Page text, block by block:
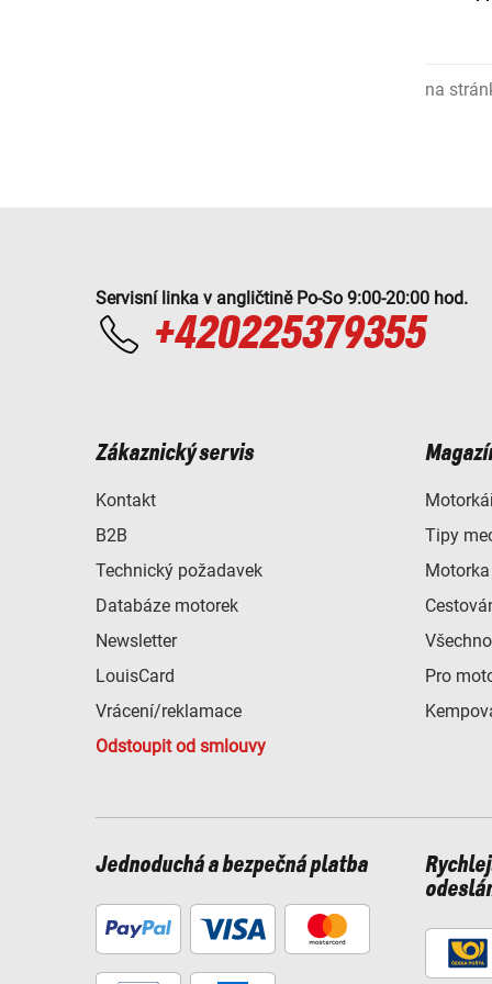
na
Servisní linka v angličtině Po-So 9:00-20:00 hod.
+420225379355
Zákaznický servis
Kontakt
B2B
Technický požadavek
Databáze motorek
Newsletter
LouisCard
Vrácení/reklamace
Odstoupit od smlouvy
Tipy
Pro
Jednoduchá a bezpečná platba